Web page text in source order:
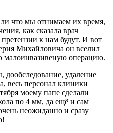
что мы отнимаем их время,
как сказала врач
к нам будут. И вот
Михайловича он вселил
малоинвазивеную операцию.
дообследование, удаление
весь персонал клиники
моему папе сделали
по 4 мм, да ещё и сам
неожиданно и сразу